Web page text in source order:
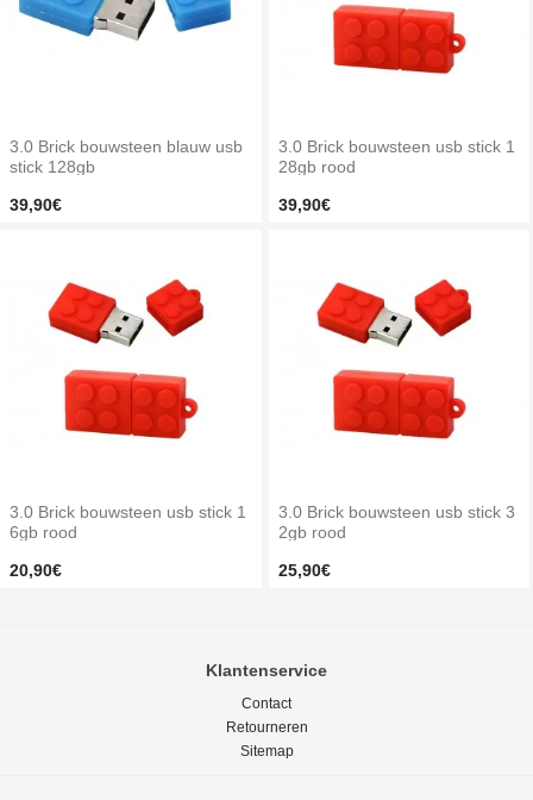
3.0 Brick bouwsteen blauw usb
stick 128gb
39,90€
3.0 Brick bouwsteen usb stick 1
28gb rood
39,90€
3.0 Brick bouwsteen usb stick 1
6gb rood
20,90€
3.0 Brick bouwsteen usb stick 3
2gb rood
25,90€
Klantenservice
Contact
Retourneren
Sitemap